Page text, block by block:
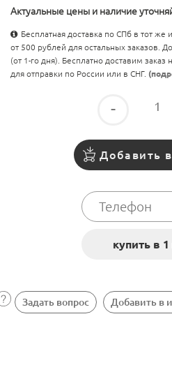
Актуальные цены и наличие
Бесплатная доставка по СПб в тот
от 500 рублей для остальных заказов.
(от 1-го дня). Бесплатно доставим
для отправки по России или в СНГ.
-
Добавить
Задать вопрос Добавить в